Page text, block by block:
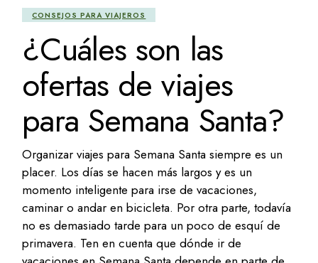
CONSEJOS PARA VIAJEROS
¿Cuáles son las
ofertas de viajes
para Semana Santa?
Organizar viajes para Semana Santa siempre es un
placer. Los días se hacen más largos y es un
momento inteligente para irse de vacaciones,
caminar o andar en bicicleta. Por otra parte, todavía
no es demasiado tarde para un poco de esquí de
primavera. Ten en cuenta que dónde ir de